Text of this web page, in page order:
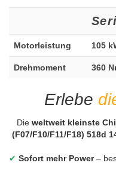
Motorleistung 105
Drehmoment 360
Erlebe
Die weltweit kleinste
(F07/F10/F11/F18) 518d
✔ Sofort mehr Power–